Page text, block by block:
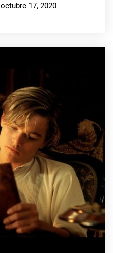
octubre 17, 2020